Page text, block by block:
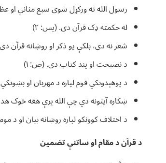
رسول الله ته ورکړل شوی سبع مثاني او
له حکمته ډک قرآن دی. (يس: ۲)
شعر نه دی، بلکې یو ذکر او روښانه قرآن
د نصیحت او پند کتاب دی. (ص: ۱)
د پوهېدونکي قوم لپاره د مهربان او
ښکاره آیتونه دي چې الله پرې هغه څوک هدایت
د اختلاف کوونکو لپاره روښانه بیان او د
د قرآن د مقام او ساتنې تضمین